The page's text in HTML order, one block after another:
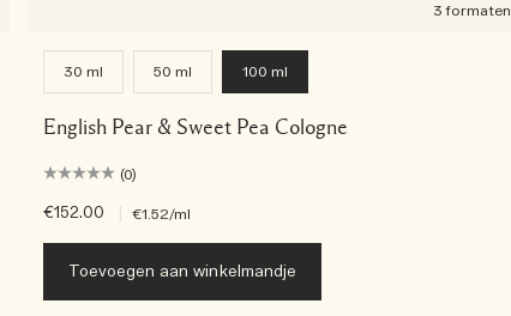
3 formaten
30 ml 50 ml 100 ml
English Pear & Sweet Pea Cologne
(0)
€152.00 €1.52/ml
Toevoegen aan winkelmandje